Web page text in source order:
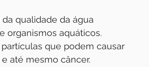
qualidade da água
organismos aquáticos.
que podem causar
até mesmo câncer.